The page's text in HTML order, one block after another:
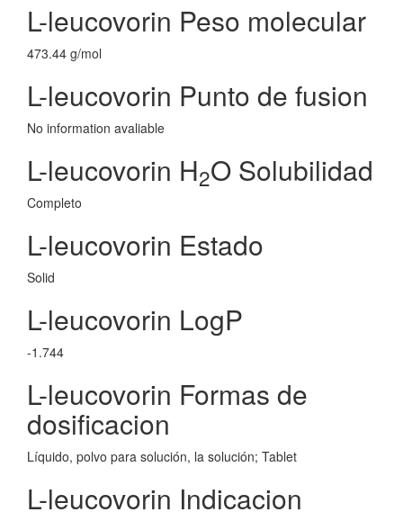
L-leucovorin Peso molecular
473.44 g/mol
L-leucovorin Punto de fusion
No information avaliable
L-leucovorin H2O Solubilidad
Completo
L-leucovorin Estado
Solid
L-leucovorin LogP
-1.744
L-leucovorin Formas de
dosificacion
Líquido, polvo para solución, la solución; Tablet
L-leucovorin Indicacion